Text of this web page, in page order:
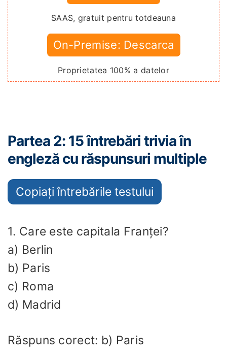
SAAS, gratuit pentru totdeauna
On-Premise: Descarca
Proprietatea 100% a datelor
Partea 2: 15 întrebări trivia în
engleză cu răspunsuri multiple
Copiați întrebările testului
1. Care este capitala Franței?
a) Berlin
b) Paris
c) Roma
d) Madrid
Răspuns corect: b) Paris